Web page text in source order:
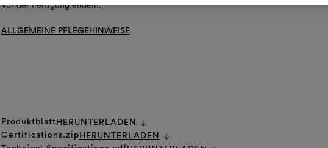
Vor der Fertigung endeln.
ALLGEMEINE PFLEGEHINWEISE
Produktblatt HERUNTERLADEN
Certifications.zip HERUNTERLADEN